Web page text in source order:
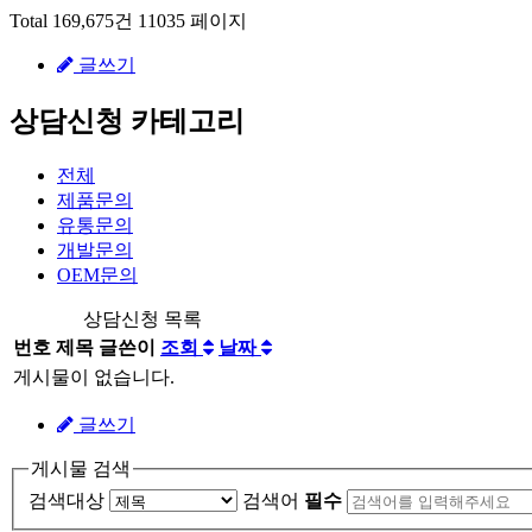
Total 169,675건 11035 페이지
글쓰기
상담신청 카테고리
전체
제품문의
유통문의
개발문의
OEM문의
상담신청 목록
번호 제목 글쓴이 조회
날짜
게시물이 없습니다.
글쓰기
게시물 검색
검색대상
검색어 필수